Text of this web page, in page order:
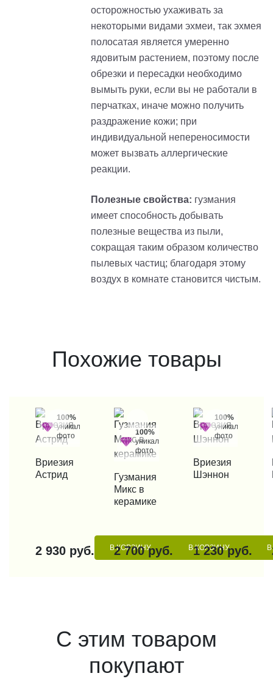
осторожностью ухаживать за
некоторыми видами эхмеи, так эхмея
полосатая является умеренно
ядовитым растением, поэтому после
обрезки и пересадки необходимо
вымыть руки, если вы не работали в
перчатках, иначе можно получить
раздражение кожи; при
индивидуальной непереносимости
может вызвать аллергические
реакции.
Полезные свойства: гузмания
имеет способность добывать
полезные вещества из пыли,
сокращая таким образом количество
пылевых частиц; благодаря этому
воздух в комнате становится чистым.
Похожие товары
100%
уникальные
фото
КУПИТЬ В 1 КЛИК
Вриезия
Астрид
2 930 руб. В КОРЗИНУ
100%
уникальные
фото
КУПИТЬ В 1 КЛИК
Гузмания
Микс в
керамике
2 700 руб. В КОРЗИНУ
100%
уникальные
фото
КУПИТЬ В 1 КЛИК
Вриезия
Шэннон
1 230 руб.
С этим товаром
покупают